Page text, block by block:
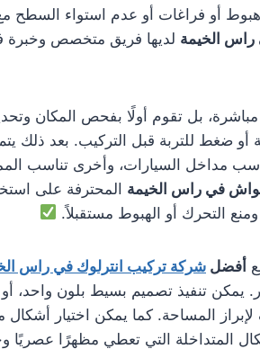
هبوط أو فراغات أو عدم استواء السطح
الخيمة لديها فريق متخصص وخبرة
بل تقوم أولًا بفحص المكان
أو ضغط للتربة قبل التركيب. بعد ذلك
مداخل السيارات، وأخرى تناسب
في راس الخيمة المحترفة على
التحرك أو الهبوط مستقبلاً.
أفضل شركة تركيب انترلوك في راس
يمكن تنفيذ تصميم بسيط بلون واحد،
المساحة. كما يمكن اختيار أشكال
المتداخلة التي تعطي مظهرًا عصريًا